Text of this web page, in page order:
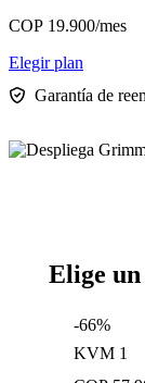
COP 19.900/mes
Elegir plan
Garantía de
Elige
-66%
KVM 1